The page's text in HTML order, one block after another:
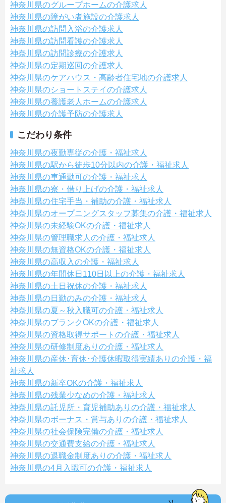
神奈川県のグループホームの介護求人
神奈川県の障がい者施設の介護求人
神奈川県の訪問入浴の介護求人
神奈川県の訪問看護の介護求人
神奈川県の訪問診療の介護求人
神奈川県の定期巡回の介護求人
神奈川県のケアハウス・高齢者住宅地の介護求人
神奈川県のショートステイの介護求人
神奈川県の養護老人ホームの介護求人
神奈川県の介護予防の介護求人
こだわり条件
神奈川県の夜勤専従の介護・福祉求人
神奈川県の駅から徒歩10分以内の介護・福祉求人
神奈川県の車通勤可の介護・福祉求人
神奈川県の寮・借り上げの介護・福祉求人
神奈川県の住宅手当・補助の介護・福祉求人
神奈川県のオープニングスタッフ募集の介護・福祉求人
神奈川県の未経験OKの介護・福祉求人
神奈川県の管理職求人の介護・福祉求人
神奈川県の無資格OKの介護・福祉求人
神奈川県の高収入の介護・福祉求人
神奈川県の年間休日110日以上の介護・福祉求人
神奈川県の土日祝休の介護・福祉求人
神奈川県の日勤のみの介護・福祉求人
神奈川県の夏～秋入職可の介護・福祉求人
神奈川県のブランクOKの介護・福祉求人
神奈川県の資格取得サポートの介護・福祉求人
神奈川県の研修制度ありの介護・福祉求人
神奈川県の産休･育休･介護休暇取得実績ありの介護・福
祉求人
神奈川県の新卒OKの介護・福祉求人
神奈川県の残業少なめの介護・福祉求人
神奈川県の託児所・育児補助ありの介護・福祉求人
神奈川県のボーナス・賞与ありの介護・福祉求人
神奈川県の社会保険完備の介護・福祉求人
神奈川県の交通費支給の介護・福祉求人
神奈川県の退職金制度ありの介護・福祉求人
神奈川県の4月入職可の介護・福祉求人